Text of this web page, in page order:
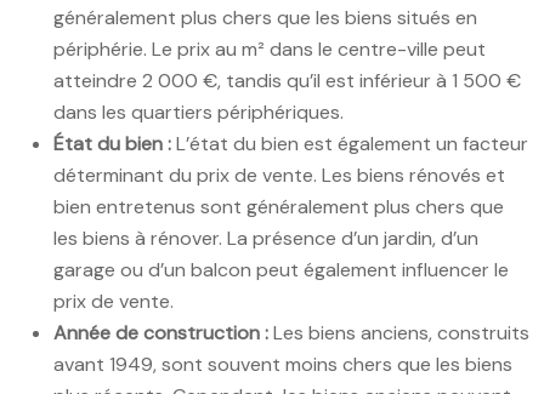
généralement plus chers que les biens situés en
périphérie. Le prix au m² dans le centre-ville peut
atteindre 2 000 €, tandis qu’il est inférieur à 1 500 €
dans les quartiers périphériques.
État du bien :L’état du bien est également un facteur
déterminant du prix de vente. Les biens rénovés et
bien entretenus sont généralement plus chers que
les biens à rénover. La présence d’un jardin, d’un
garage ou d’un balcon peut également influencer le
prix de vente.
Année de construction :Les biens anciens, construits
avant 1949, sont souvent moins chers que les biens